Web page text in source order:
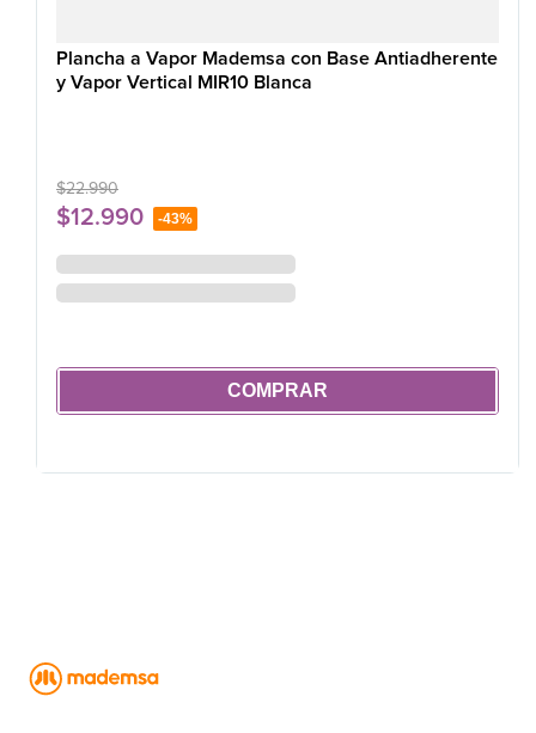
Plancha a Vapor Mademsa con Base Antiadherente
y Vapor Vertical MIR10 Blanca
$22.990
$12.990 -43%
COMPRAR